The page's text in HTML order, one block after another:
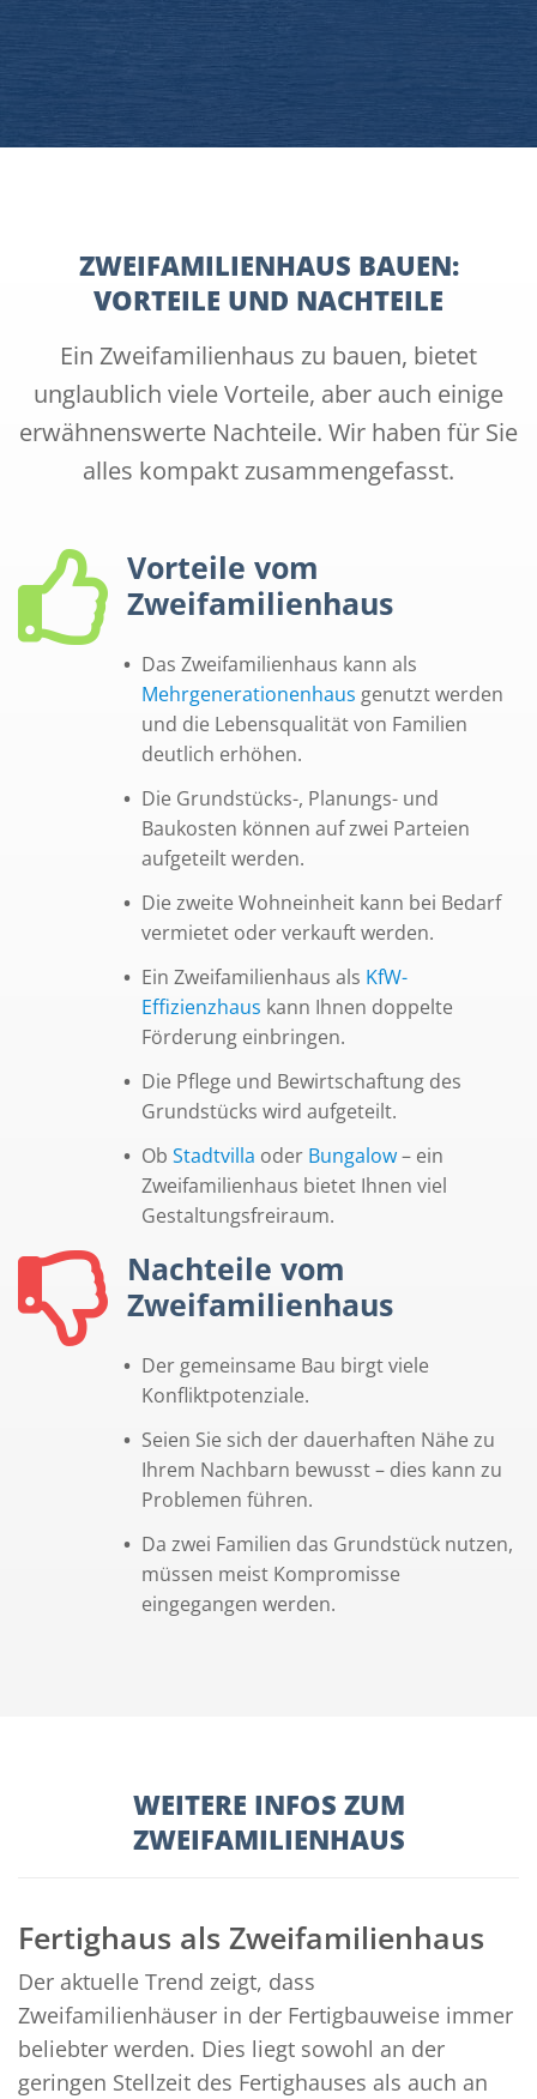
ZWEIFAMILIENHAUS BAUEN:
VORTEILE UND NACHTEILE
Ein Zweifamilienhaus zu bauen, bietet
unglaublich viele Vorteile, aber auch einige
erwähnenswerte Nachteile. Wir haben für Sie
alles kompakt zusammengefasst.
Vorteile vom
Zweifamilienhaus
Das Zweifamilienhaus kann als
Mehrgenerationenhaus genutzt werden
und die Lebensqualität von Familien
deutlich erhöhen.
Die Grundstücks-, Planungs- und
Baukosten können auf zwei Parteien
aufgeteilt werden.
Die zweite Wohneinheit kann bei Bedarf
vermietet oder verkauft werden.
Ein Zweifamilienhaus als KfW-
Effizienzhaus kann Ihnen doppelte
Förderung einbringen.
Die Pflege und Bewirtschaftung des
Grundstücks wird aufgeteilt.
Ob Stadtvilla oder Bungalow– ein
Zweifamilienhaus bietet Ihnen viel
Gestaltungsfreiraum.
Nachteile vom
Zweifamilienhaus
Der gemeinsame Bau birgt viele
Konfliktpotenziale.
Seien Sie sich der dauerhaften Nähe zu
Ihrem Nachbarn bewusst – dies kann zu
Problemen führen.
Da zwei Familien das Grundstück nutzen,
müssen meist Kompromisse
eingegangen werden.
WEITERE INFOS ZUM
ZWEIFAMILIENHAUS
Fertighaus als Zweifamilienhaus
Der aktuelle Trend zeigt, dass
Zweifamilienhäuser in der Fertigbauweise immer
beliebter werden. Dies liegt sowohl an der
geringen Stellzeit des Fertighauses als auch an